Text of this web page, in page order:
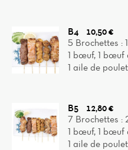
B4
10,50 €
5 Brochettes :
1 bœuf, 1 bœuf
1 aile de poulet
B5
12,80 €
7 Brochettes :
1 bœuf, 1 bœuf
1 aile de